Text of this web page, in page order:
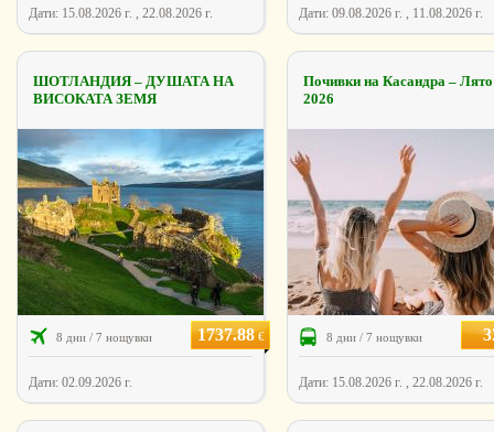
Дати: 15.08.2026 г. , 22.08.2026 г. Дати: 09.08.2026 г. , 11.08.2026 г.
ШОТЛАНДИЯ – ДУШАТА НА
ВИСОКАТА ЗЕМЯ
8 дни / 7 нощувки 1737.88€
Дати: 02.09.2026 г.
Почивки на Касандра – Лято
2026
8 дни / 7 нощувки
Дати: 15.08.2026 г. , 22.08.2026 г.